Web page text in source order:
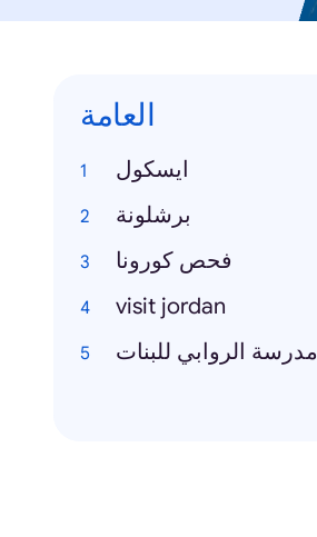
العامة
ايسكول
برشلونة
فحص كورونا
visit jordan
مدرسة الروابي للبنات